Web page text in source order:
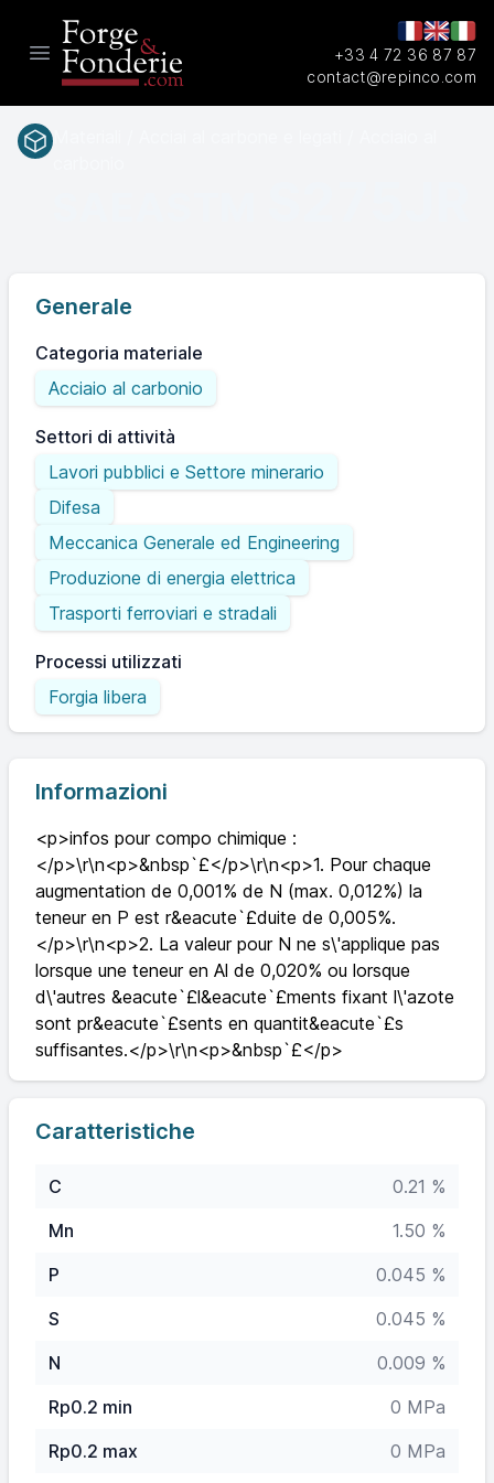
Open main menu
+33 4 72 36 87 87
contact@repinco.com
Generale
Categoria materiale
Acciaio al carbonio
Settori di attività
Lavori pubblici e Settore minerario
Difesa
Meccanica Generale ed Engineering
Produzione di energia elettrica
Trasporti ferroviari e stradali
Processi utilizzati
Forgia libera
Informazioni
<p>infos pour compo chimique :
</p>\r\n<p>&nbsp`£</p>\r\n<p>1. Pour chaque
augmentation de 0,001% de N (max. 0,012%) la
teneur en P est r&eacute`£duite de 0,005%.
</p>\r\n<p>2. La valeur pour N ne s\'applique pas
lorsque une teneur en Al de 0,020% ou lorsque
d\'autres &eacute`£l&eacute`£ments fixant l\'azote
sont pr&eacute`£sents en quantit&eacute`£s
suffisantes.</p>\r\n<p>&nbsp`£</p>
Caratteristiche
C
0.21 %
Mn
1.50 %
P
0.045 %
S
0.045 %
N
0.009 %
Rp0.2 min
0 MPa
Rp0.2 max
0 MPa